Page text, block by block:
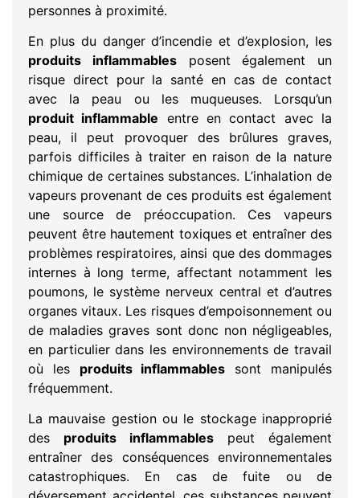
personnes à proximité.
En plus du danger d’incendie et d’explosion, les
produits inflammablesposent également un
risque direct pour la santé en cas de contact
avec la peau ou les muqueuses. Lorsqu’un
produit inflammable entre en contact avec la
peau, il peut provoquer des brûlures graves,
parfois difficiles à traiter en raison de la nature
chimique de certaines substances. L’inhalation de
vapeurs provenant de ces produits est également
une source de préoccupation. Ces vapeurs
peuvent être hautement toxiques et entraîner des
problèmes respiratoires, ainsi que des dommages
internes à long terme, affectant notamment les
poumons, le système nerveux central et d’autres
organes vitaux. Les risques d’empoisonnement ou
de maladies graves sont donc non négligeables,
en particulier dans les environnements de travail
où les produits inflammables sont manipulés
fréquemment.
La mauvaise gestion ou le stockage inapproprié
des produits inflammables peut également
entraîner des conséquences environnementales
catastrophiques. En cas de fuite ou de